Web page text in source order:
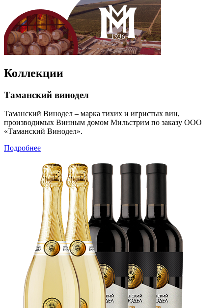
Коллекции
Таманский винодел
Таманский Винодел – марка тихих и игристых вин,
производимых Винным домом Мильстрим по заказу ООО
«Таманский Винодел».
Подробнее